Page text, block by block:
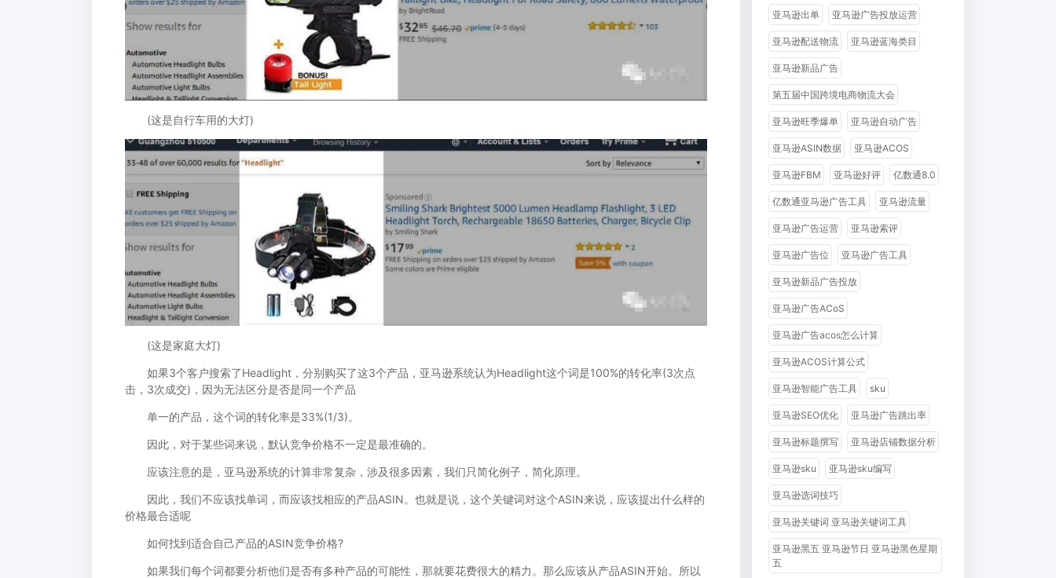
(这是自行车用的大灯)
(这是家庭大灯)
如果3个客户搜索了Headlight，分别购买了这3个产品，亚马逊系统认为Headlight这个词是100%的转化率(3次点
击，3次成交)，因为无法区分是否是同一个产品
单一的产品，这个词的转化率是33%(1/3)。
因此，对于某些词来说，默认竞争价格不一定是最准确的。
应该注意的是，亚马逊系统的计算非常复杂，涉及很多因素，我们只简化例子，简化原理。
因此，我们不应该找单词，而应该找相应的产品ASIN。也就是说，这个关键词对这个ASIN来说，应该提出什么样的
价格最合适呢
如何找到适合自己产品的ASIN竞争价格?
如果我们每个词都要分析他们是否有多种产品的可能性，那就要花费很大的精力。那么应该从产品ASIN开始。所以
亚马逊出单 亚马逊广告投放运营
亚马逊配送物流 亚马逊蓝海类目
亚马逊新品广告
第五届中国跨境电商物流大会
亚马逊旺季爆单 亚马逊自动广告
亚马逊ASIN数据 亚马逊ACOS
亚马逊FBM 亚马逊好评 亿数通8.0
亿数通亚马逊广告工具 亚马逊流量
亚马逊广告运营 亚马逊索评
亚马逊广告位 亚马逊广告工具
亚马逊新品广告投放
亚马逊广告ACoS
亚马逊广告acos怎么计算
亚马逊ACOS计算公式
亚马逊智能广告工具 sku
亚马逊SEO优化 亚马逊广告跳出率
亚马逊标题撰写 亚马逊店铺数据分析
亚马逊sku 亚马逊sku编写
亚马逊选词技巧
亚马逊关键词 亚马逊关键词工具
亚马逊黑五 亚马逊节日 亚马逊黑色星期
五